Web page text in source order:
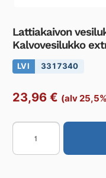
Lattiakaivon
Kalvovesilukko
LVI 3317340
23,96 € (alv
Lattiakaivon
vesilukko
VIESER